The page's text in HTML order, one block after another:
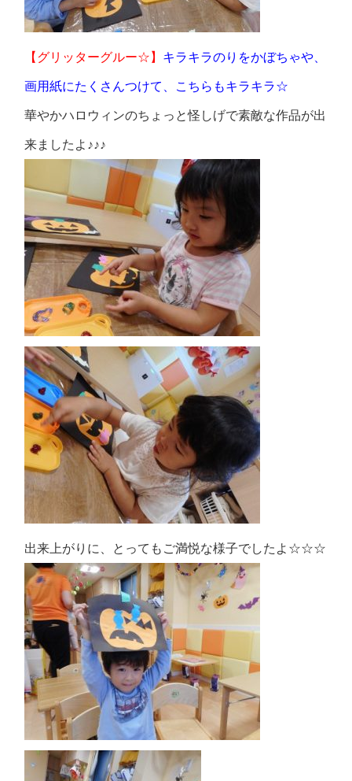
【グリッターグルー☆】 キラキラのりをかぼちゃや、
画用紙にたくさんつけて、こちらもキラキラ☆
華やかハロウィンのちょっと怪しげで素敵な作品が出
来ましたよ♪♪♪
出来上がりに、とってもご満悦な様子でしたよ☆☆☆